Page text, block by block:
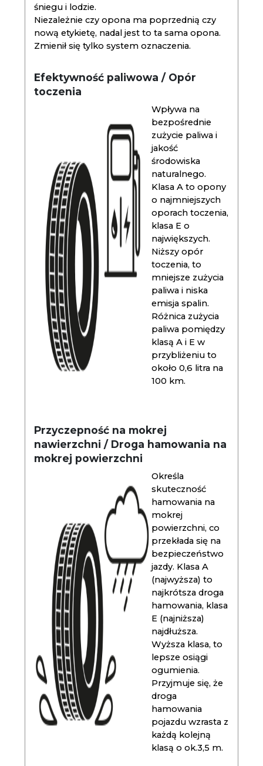
śniegu i lodzie.
Niezależnie czy opona ma poprzednią czy
nową etykietę, nadal jest to ta sama opona.
Zmienił się tylko system oznaczenia.
Efektywność paliwowa / Opór
toczenia
Wpływa na
bezpośrednie
zużycie paliwa i
jakość
środowiska
naturalnego.
Klasa A to opony
o najmniejszych
oporach toczenia,
klasa E o
największych.
Niższy opór
toczenia, to
mniejsze zużycia
paliwa i niska
emisja spalin.
Różnica zużycia
paliwa pomiędzy
klasą A i E w
przybliżeniu to
około 0,6 litra na
100 km.
Przyczepność na mokrej
nawierzchni / Droga hamowania na
mokrej powierzchni
Określa
skuteczność
hamowania na
mokrej
powierzchni, co
przekłada się na
bezpieczeństwo
jazdy. Klasa A
(najwyższa) to
najkrótsza droga
hamowania, klasa
E (najniższa)
najdłuższa.
Wyższa klasa, to
lepsze osiągi
ogumienia.
Przyjmuje się, że
droga
hamowania
pojazdu wzrasta z
każdą kolejną
klasą o ok.3,5 m.